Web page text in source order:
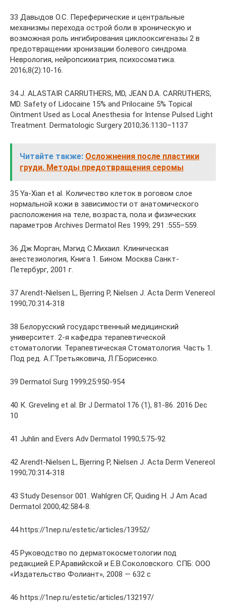
33 Давыдов О.С. Переферические и центральные
механизмы перехода острой боли в хроническую и
возможная роль ингибирования циклооксигеназы 2 в
предотвращении хронизации болевого синдрома.
Неврология, нейропсихиатрия, психосоматика.
2016;8(2):10-16.
34 J. ALASTAIR CARRUTHERS, MD, JEAN D.A. CARRUTHERS,
MD. Safety of Lidocaine 15% and Prilocaine 5% Topical
Ointment Used as Local Anesthesia for Intense Pulsed Light
Treatment. Dermatologic Surgery 2010;36:1130–1137
Читайте также: Осложнения после пластики
груди. Методы предотвращения серомы
35 Ya-Xian et al. Количество клеток в роговом слое
нормальной кожи в зависимости от анатомического
расположения на теле, возраста, пола и физических
параметров Archives Dermatol Res 1999; 291 :555–559.
36 Дж Морган, Мэгид С.Михаил. Клиническая
анестезиология, Книга 1. Бином. Москва Санкт-
Петербург, 2001 г.
37 Arendt-Nielsen L, Bjerring P, Nielsen J. Acta Derm Venereol
1990;70:314-318
38 Белорусский государственный медицинский
университет. 2-я кафедра терапевтической
стоматологии. Терапевтическая Стоматология. Часть 1.
Под ред. А.Г.Третьяковича, Л.Г.Борисенко.
39 Dermatol Surg 1999;25:950-954
40 К. Greveling et al. Br J Dermatol 176 (1), 81-86. 2016 Dec
10
41 Juhlin and Evers Adv Dermatol 1990;5:75-92
42 Arendt-Nielsen L, Bjerring P, Nielsen J. Acta Derm Venereol
1990;70:314-318
43 Study Desensor 001. Wahlgren CF, Quiding H. J Am Acad
Dermatol 2000;42:584-8.
44 https://1nep.ru/estetic/articles/13952/
45 Руководство по дерматокосметологии под
редакцией Е.Р.Аравийской и Е.В.Соколовского. СПБ: ООО
«Издательство Фолиант», 2008 — 632 с
46 https://1nep.ru/estetic/articles/132197/